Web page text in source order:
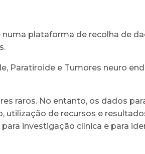
plataforma de recolha de
Paratiroide e Tumores neuro
raros. No entanto, os dados
de recursos e
investigação clínica e para